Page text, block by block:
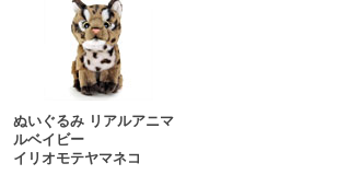
ぬいぐるみ リアルアニマ
ルベイビー
イリオモテヤマネコ